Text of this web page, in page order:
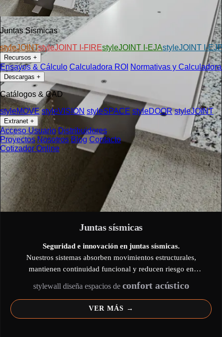
Juntas Sísmicas
styleJOINTstyleJOINT I-FIREstyleJOINT I-EJAstyleJOINT I-
Recursos +
Ensayos & Cálculo Calculadora ROI Normativas y
Descargas +
Catálogos & CAD
styleMOVE styleVISION styleSPACE styleDOOR styleJOINT
Extranet +
Acceso Usuario Distribuidores
Proyectos Nosotros Blog Contacto
Cotizador Online
Juntas sísmicas
Seguridad e innovación en juntas sísmicas.
Nuestros sistemas absorben movimientos estructurales,
mantienen continuidad funcional y reducen riesgo en
infraestructuras críticas.
Diseño certificado, materiales duraderos y pruebas en obra para
máxima fiabilidad.
stylewall diseña espacios de confort acústico
VER MÁS